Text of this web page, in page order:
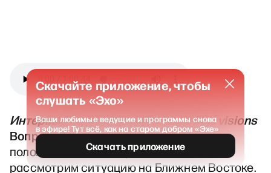
Интервью телекомпании France Télévisions
Вопрос:Перед тем как мы поговорим о
положении дел на Украине, давайте
рассмотрим ситуацию на Ближнем Востоке.
Скачайте приложение, чтобы
слушать «Эхо»
Ваши любимые ведущие и программы снова
в эфире! Тут всё, как на старом добром «Эхе»
Скачать приложение